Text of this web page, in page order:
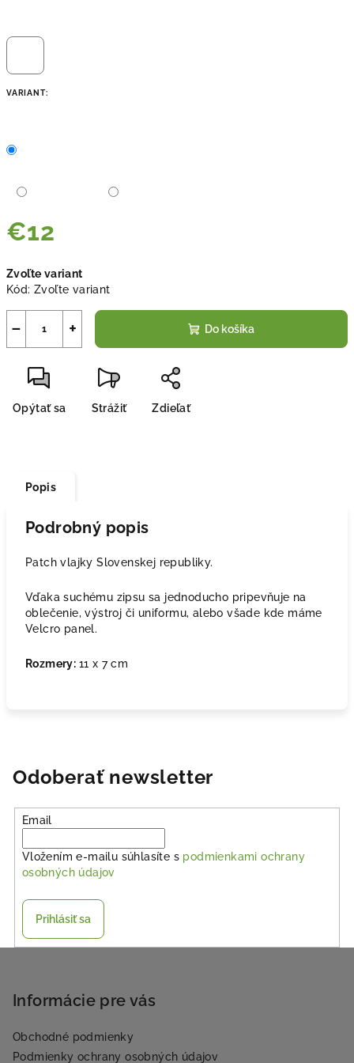
VARIANT:
€12
cena:
Zvoľte variant
Kód: Zvoľte variant
+
− Do košíka
Opýtať sa Strážiť Zdieľať
Popis
Podrobný popis
Patch vlajky Slovenskej republiky.
Vďaka suchému zipsu sa jednoducho pripevňuje na
oblečenie, výstroj či uniformu, alebo všade kde máme
Velcro panel.
Rozmery: 11 x 7 cm
Odoberať newsletter
Email
Vložením e-mailu súhlasíte s podmienkami ochrany
osobných údajov
Prihlásiť sa
Informácie pre vás
Obchodné podmienky
Podmienky ochrany osobných údajov